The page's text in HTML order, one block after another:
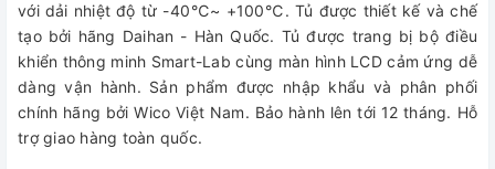
với dải nhiệt độ từ -40℃~ +100℃. Tủ được thiết kế và chế
tạo bởi hãng Daihan - Hàn Quốc. Tủ được trang bị bộ điều
khiển thông minh Smart-Lab cùng màn hình LCD cảm ứng dễ
dàng vận hành. Sản phẩm được nhập khẩu và phân phối
chính hãng bởi Wico Việt Nam. Bảo hành lên tới 12 tháng. Hỗ
trợ giao hàng toàn quốc.